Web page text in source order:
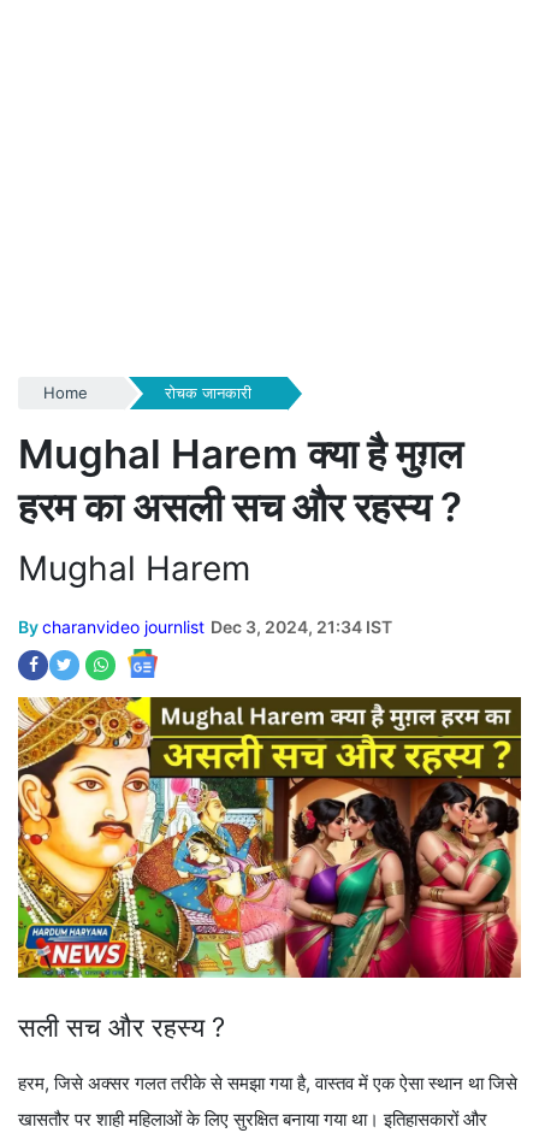
Home रोचक जानकारी
Mughal Harem क्या है मुग़ल
हरम का असली सच और रहस्य ?
Mughal Harem
Bycharanvideo journlist Dec 3, 2024, 21:34 IST
सली सच और रहस्य ?
हरम, जिसे अक्सर गलत तरीके से समझा गया है, वास्तव में एक ऐसा स्थान था जिसे
खासतौर पर शाही महिलाओं के लिए सुरक्षित बनाया गया था। इतिहासकारों और